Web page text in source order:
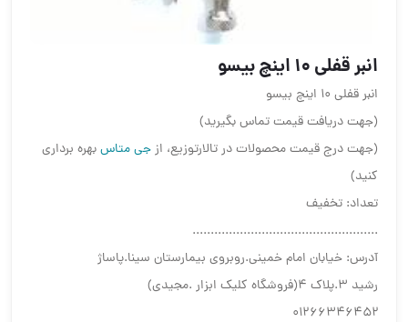
انبر قفلی 10 اینچ بیسو
انبر قفلی 10 اینچ بیسو
(جهت دریافت قیمت تماس بگیرید)
(جهت درج قیمت محصولات در تالارتوزیع، ازجی متاسبهره برداری
کنید)
تعداد: تخفیف
...................................................
آدرس: خیابان امام خمینی.روبروی بیمارستان سینا.پاساژ
رشید ۳.پلاک ۴(فروشگاه کلیک ابزار .مجیدی)
۰۱۲۶۶۳۴۶۴۵۲